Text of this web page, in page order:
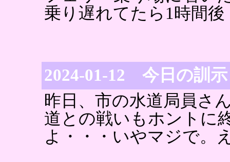
乗り遅れてたら1時間
2024-01-12 今日の訓示
昨日、市の水道局員さ
道との戦いもホントに
よ・・・いやマジで。